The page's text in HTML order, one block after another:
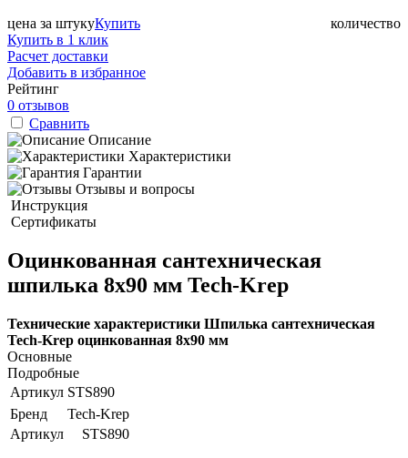
цена за штуку количество
Купить
Купить в 1 клик
Расчет доставки
Добавить в избранное
Рейтинг
0 отзывов
Сравнить
Описание
Характеристики
Гарантии
Отзывы и вопросы
Инструкция
Сертификаты
Оцинкованная сантехническая
шпилька 8х90 мм Tech-Krep
Технические характеристики Шпилька сантехническая
Tech-Krep оцинкованная 8х90 мм
Основные
Подробные
Артикул STS890
Бренд
Tech-Krep
Артикул
STS890